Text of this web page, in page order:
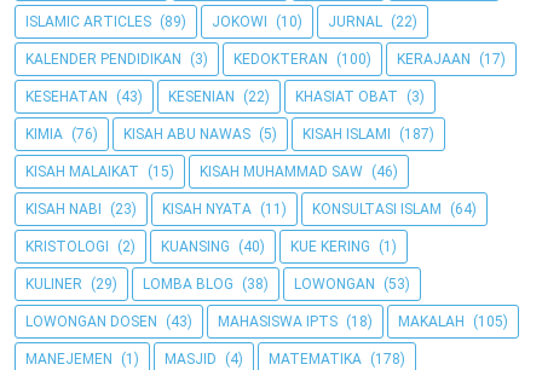
ISLAMIC ARTICLES (89) JOKOWI (10) JURNAL (22)
KALENDER PENDIDIKAN (3) KEDOKTERAN (100) KERAJAAN (17)
KESEHATAN (43) KESENIAN (22) KHASIAT OBAT (3)
KIMIA (76) KISAH ABU NAWAS (5) KISAH ISLAMI (187)
KISAH MALAIKAT (15) KISAH MUHAMMAD SAW (46)
KISAH NABI (23) KISAH NYATA (11) KONSULTASI ISLAM (64)
KRISTOLOGI (2) KUANSING (40) KUE KERING (1)
KULINER (29) LOMBA BLOG (38) LOWONGAN (53)
LOWONGAN DOSEN (43) MAHASISWA IPTS (18) MAKALAH (105)
MANEJEMEN (1) MASJID (4) MATEMATIKA (178)